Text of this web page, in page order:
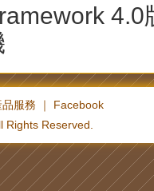
4.0
品服務 ｜ Facebook
Reserved.